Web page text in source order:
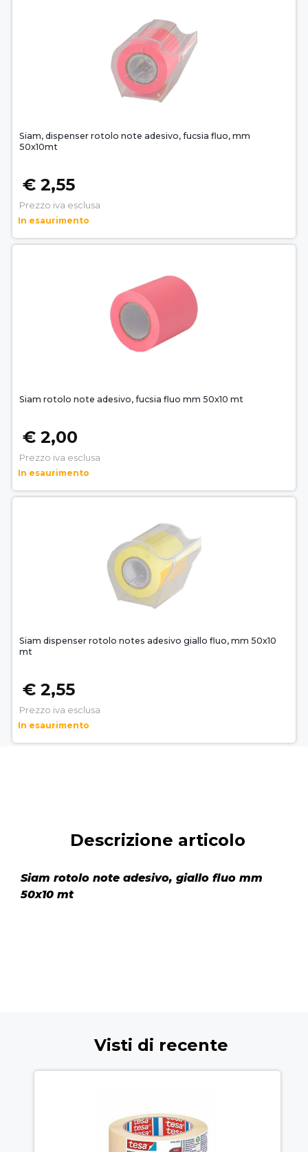
Siam, dispenser rotolo note adesivo, fucsia fluo, mm
50x10mt
€ 2,55
Prezzo iva esclusa
In esaurimento
Siam rotolo note adesivo, fucsia fluo mm 50x10 mt
€ 2,00
Prezzo iva esclusa
In esaurimento
Siam dispenser rotolo notes adesivo giallo fluo, mm 50x10
mt
€ 2,55
Prezzo iva esclusa
In esaurimento
Descrizione articolo
Siam rotolo note adesivo, giallo fluo mm
50x10 mt
Visti di recente